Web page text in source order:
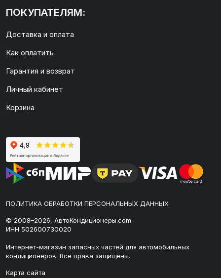
ПОКУПАТЕЛЯМ:
Доставка и оплата
Как оплатить
Гарантия и возврат
Личный кабинет
Корзина
ПОЛИТИКА ОБРАБОТКИ ПЕРСОНАЛЬНЫХ ДАННЫХ
© 2008–2026, АвтоКондиционеры.com
ИНН 502600730020
Интернет-магазин запасных частей для автомобильных
кондиционеров. Все права защищены.
Карта сайта